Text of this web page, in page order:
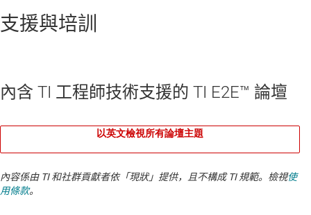
支援與培訓
內含 TI 工程師技術支援的 TI E2E™ 論壇
以英文檢視所有論壇主題
內容係由 TI 和社群貢獻者依「現狀」提供，且不構成 TI 規範。檢視使
用條款。